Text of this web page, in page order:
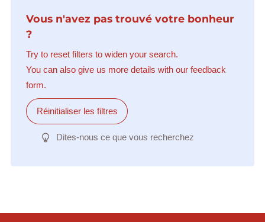
Vous n'avez pas trouvé votre bonheur
?
Try to reset filters to widen your search.
You can also give us more details with our feedback
form.
Réinitialiser les filtres
Dites-nous ce que vous recherchez